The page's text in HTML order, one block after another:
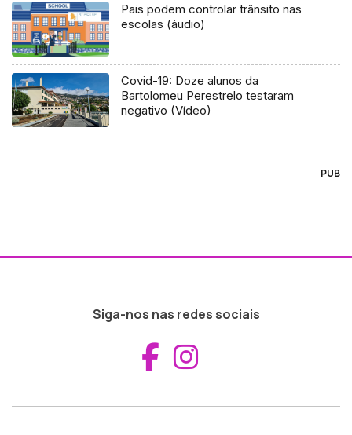
Pais podem controlar trânsito nas
escolas (áudio)
Covid-19: Doze alunos da
Bartolomeu Perestrelo testaram
negativo (Vídeo)
PUB
Siga-nos nas redes sociais
Aceder ao